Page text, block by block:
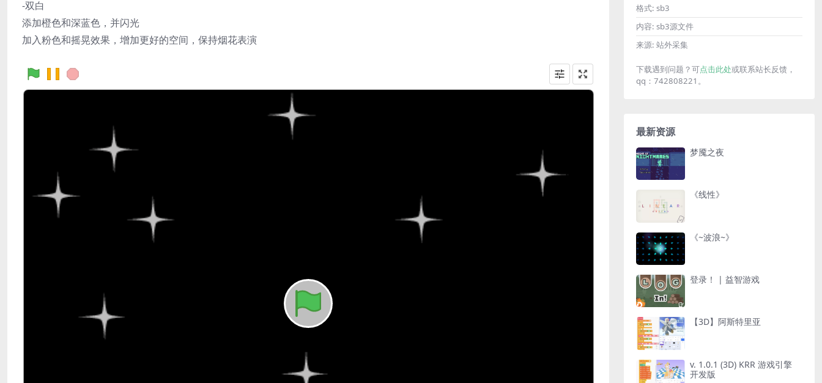
-双白
添加橙色和深蓝色，并闪光
加入粉色和摇晃效果，增加更好的空间，保持烟花表演
格式: sb3
内容: sb3源文件
来源: 站外采集
下载遇到问题？可点击此处或联系站长反馈，
qq：742808221。
最新资源
梦魇之夜
《线性》
《~波浪~》
登录！ | 益智游戏
【3D】阿斯特里亚
v. 1.0.1 (3D) KRR 游戏引擎
开发版